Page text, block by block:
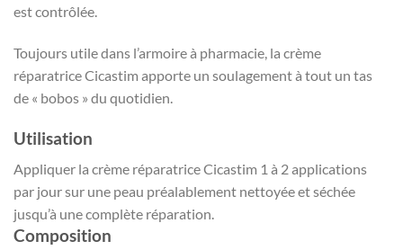
est contrôlée.
Toujours utile dans l’armoire à pharmacie, la crème
réparatrice Cicastim apporte un soulagement à tout un tas
de « bobos » du quotidien.
Utilisation
Appliquer la crème réparatrice Cicastim 1 à 2 applications
par jour sur une peau préalablement nettoyée et séchée
jusqu’à une complète réparation.
Composition